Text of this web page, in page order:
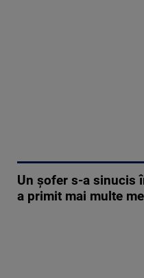
Un șofer s-a sinucis
a primit mai multe